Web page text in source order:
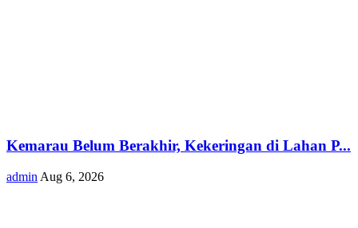
Kemarau Belum Berakhir, Kekeringan di Lahan P...
admin Aug 6, 2026